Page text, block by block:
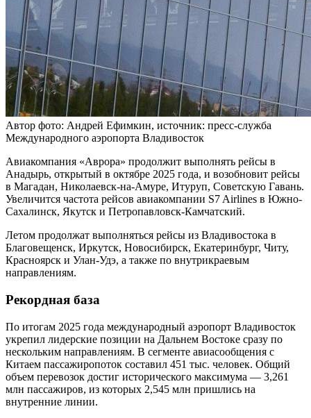
Автор фото: Андрей Ефимкин, источник: пресс-служба
Международного аэропорта Владивосток
Авиакомпания «Аврора» продолжит выполнять рейсы в
Анадырь, открытый в октябре 2025 года, и возобновит рейсы
в Магадан, Николаевск-на-Амуре, Итуруп, Советскую Гавань.
Увеличится частота рейсов авиакомпании S7 Airlines в Южно-
Сахалинск, Якутск и Петропавловск-Камчатский.
Летом продолжат выполняться рейсы из Владивостока в
Благовещенск, Иркутск, Новосибирск, Екатеринбург, Читу,
Красноярск и Улан-Удэ, а также по внутрикраевым
направлениям.
Рекордная база
По итогам 2025 года международный аэропорт Владивосток
укрепил лидерские позиции на Дальнем Востоке сразу по
нескольким направлениям. В сегменте авиасообщения с
Китаем пассажиропоток составил 451 тыс. человек. Общий
объем перевозок достиг исторического максимума — 3,261
млн пассажиров, из которых 2,545 млн пришлись на
внутренние линии.